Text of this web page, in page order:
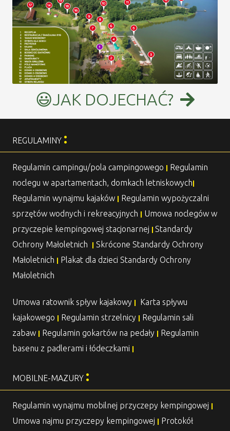
😃JAK DOJECHAĆ?
REGULAMINY :
Regulamin campingu/pola campingowego
Regulamin
noclegu w apartamentach, domkach letniskowych
Regulamin wynajmu kajaków
Regulamin wypożyczalni
sprzętów wodnych i rekreacyjnych
Umowa noclegów w
przyczepie kempingowej stacjonarnej
Standardy
Ochrony Małoletnich
Skrócone Standardy Ochrony
Małoletnich
Plakat dla dzieci Standardy Ochrony
Małoletnich
Umowa ratownik spływ kajakowy
Karta spływu
kajakowego
Regulamin strzelnicy
Regulamin sali
zabaw
Regulamin gokartów na pedały
Regulamin
basenu z padlerami i łódeczkami
MOBILNE-MAZURY :
Regulamin wynajmu mobilnej przyczepy kempingowej
Umowa najmu przyczepy kempingowej
Protokół